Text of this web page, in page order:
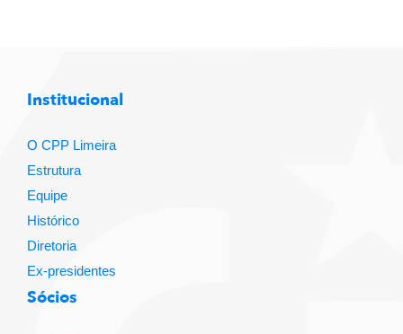
Institucional
O CPP Limeira
Estrutura
Equipe
Histórico
Diretoria
Ex-presidentes
Sócios